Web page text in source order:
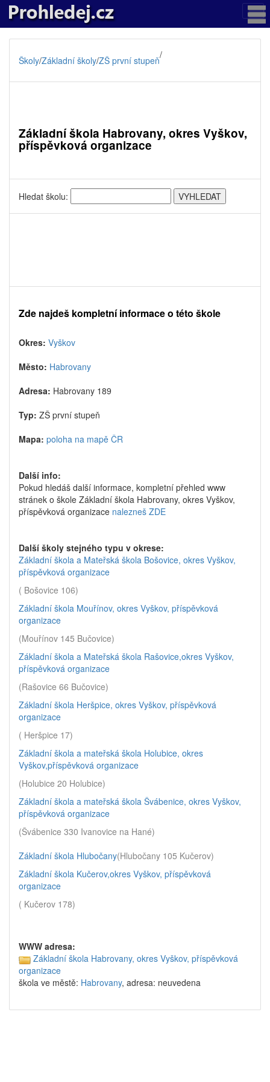
Školy/Základní školy/ZŠ první stupeň/
Základní škola Habrovany, okres Vyškov,
příspěvková organizace
Hledat školu:
Zde najdeš kompletní informace o této škole
Okres: Vyškov
Město: Habrovany
Adresa: Habrovany 189
Typ: ZŠ první stupeň
Mapa: poloha na mapě ČR
Další info:
Pokud hledáš další informace, kompletní přehled www
stránek o škole Základní škola Habrovany, okres Vyškov,
příspěvková organizace nalezneš ZDE
Další školy stejného typu v okrese:
Základní škola a Mateřská škola Bošovice, okres Vyškov,
příspěvková organizace
( Bošovice 106)
Základní škola Mouřínov, okres Vyškov, příspěvková
organizace
(Mouřínov 145 Bučovice)
Základní škola a Mateřská škola Rašovice,okres Vyškov,
příspěvková organizace
(Rašovice 66 Bučovice)
Základní škola Heršpice, okres Vyškov, příspěvková
organizace
( Heršpice 17)
Základní škola a mateřská škola Holubice, okres
Vyškov,příspěvková organizace
(Holubice 20 Holubice)
Základní škola a mateřská škola Švábenice, okres Vyškov,
příspěvková organizace
(Švábenice 330 Ivanovice na Hané)
Základní škola Hlubočany(Hlubočany 105 Kučerov)
Základní škola Kučerov,okres Vyškov, příspěvková
organizace
( Kučerov 178)
WWW adresa:
Základní škola Habrovany, okres Vyškov, příspěvková
organizace
škola ve městě: Habrovany, adresa: neuvedena